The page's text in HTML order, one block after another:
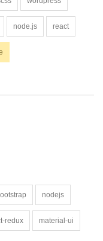
node.js react
nodejs
redux material-ui